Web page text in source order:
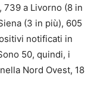
739 a Livorno (8 in
(3 in più), 605
notificati in
50, quindi, i
Nord Ovest, 18